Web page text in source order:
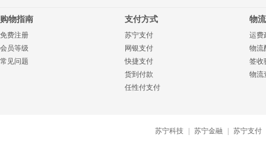
购物指南
免费注册
会员等级
常见问题
支付方式
苏宁支付
网银支付
快捷支付
货到付款
任性付支付
物
运费
物流
签收
物流
苏宁科技 苏宁金融
苏宁支付